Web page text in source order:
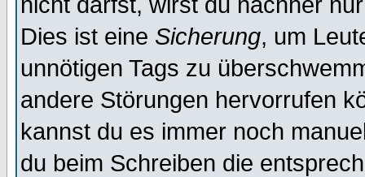
Dies ist eine Sicherung, um
unnötigen Tags zu
andere Störungen hervorrufen
kannst du es immer noch
du beim Schreiben die